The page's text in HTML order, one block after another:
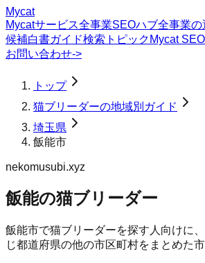
Mycat
Mycatサービス全事業SEOハブ全事業の
候補白書ガイド検索トピック Mycat
お問い合わせ->
トップ
猫ブリーダーの地域別ガイド
埼玉県
飯能市
nekomusubi.xyz
飯能の猫ブリーダー
飯能市で猫ブリーダーを探す人向けに
じ都道府県の他の市区町村をまとめた